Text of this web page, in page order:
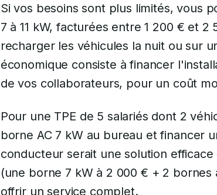
Si vos besoins sont plus limités, vous
7 à 11 kW, facturées entre 1 200 € et
recharger les véhicules la nuit ou sur
économique consiste à financer
de vos collaborateurs, pour un coût
Pour une TPE de 5 salariés dont 2
borne AC 7 kW au bureau et financer
conducteur serait une solution
(une borne 7 kW à 2 000 € + 2
offrir un service complet.